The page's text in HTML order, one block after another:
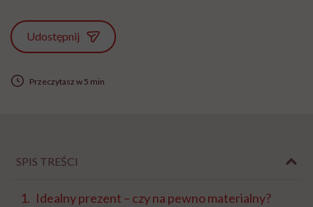
Udostępnij
Przeczytasz w 5 min
SPIS TREŚCI
Idealny prezent – czy na pewno materialny?